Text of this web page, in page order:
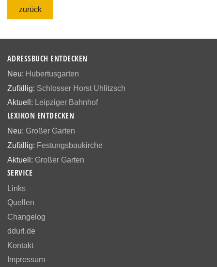
zurück
ADRESSBUCH ENTDECKEN
Neu: Hubertusgarten
Zufällig: Schlosser Horst Uhlitzsch
Aktuell: Leipziger Bahnhof
LEXIKON ENTDECKEN
Neu: Großer Garten
Zufällig: Festungsbaukirche
Aktuell: Großer Garten
SERVICE
Links
Quellen
Changelog
ddurl.de
Kontakt
Impressum